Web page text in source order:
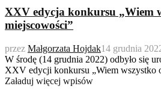
XXV edycja konkursu „Wiem
miejscowości”
przez Małgorzata Hojdak14 grudnia
W środę (14 grudnia 2022) odbyło się
XXV edycji konkursu „Wiem wszystko
Załaduj więcej wpisów